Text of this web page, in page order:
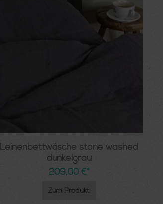
Leinenbettwäsche stone washed
dunkelgrau
209,00 €*
Zum Produkt